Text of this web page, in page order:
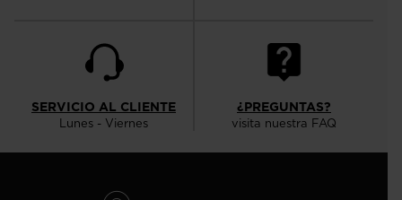
SERVICIO AL CLIENTE
Lunes - Viernes
¿PREGUNTAS?
visita nuestra FAQ